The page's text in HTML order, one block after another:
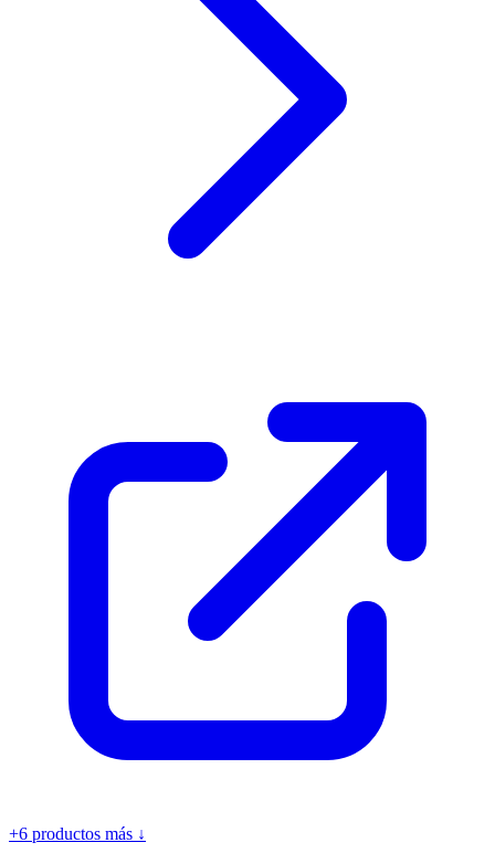
+6 productos más ↓